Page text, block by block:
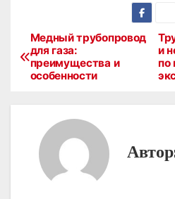
Н
и
по
Медный трубопровод
для газа:
преимущества и
особенности